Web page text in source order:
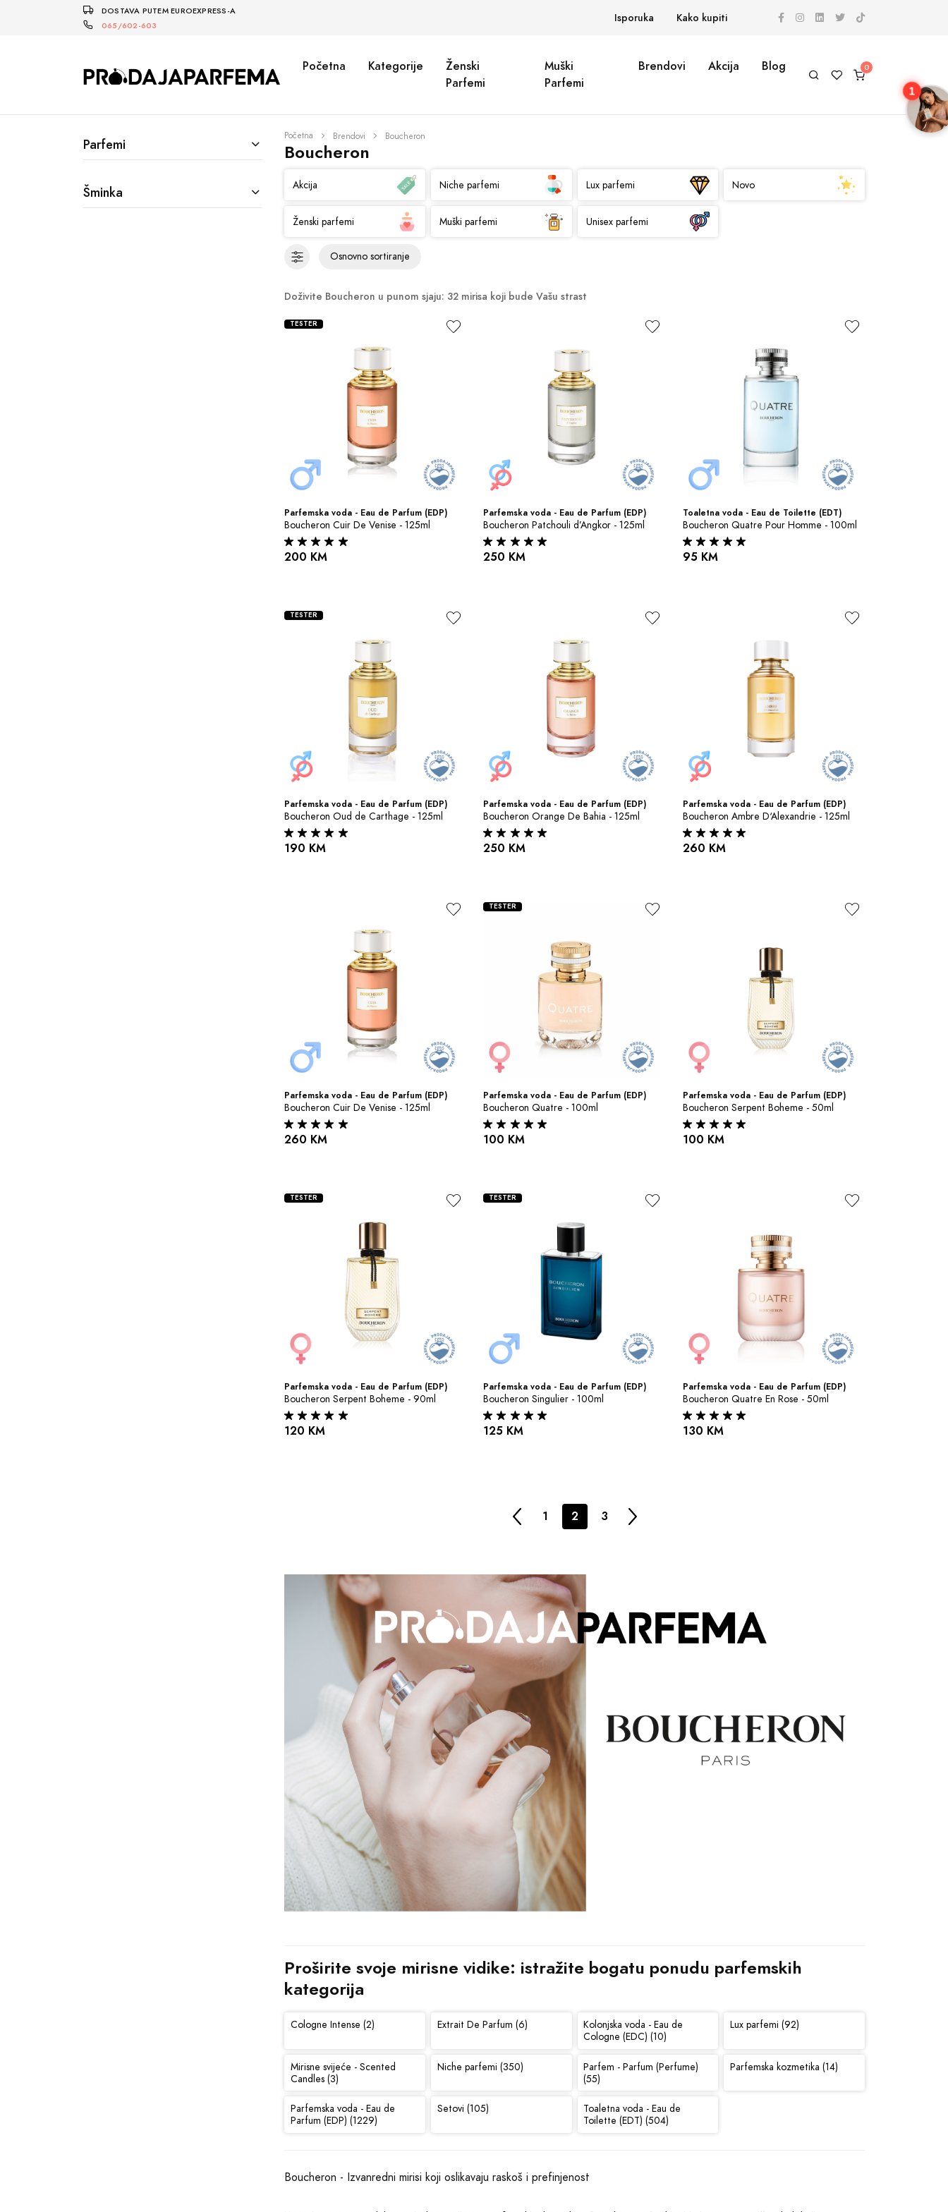
DOSTAVA PUTEM EUROEXPRESS-A
065/602-603
Isporuka Kako kupiti
Početna Kategorije
Ženski
Parfemi
Muški
Parfemi
Brendovi Akcija Blog
Parfemi
Šminka
Početna Brendovi Boucheron
Boucheron
Akcija Niche parfemi Lux parfemi Novo
Ženski parfemi Muški parfemi Unisex parfemi
Doživite Boucheron u punom sjaju: 32 mirisa koji bude Vašu strast
Parfemska voda - Eau de Parfum (EDP)
Boucheron Cuir De Venise - 125ml
200 KM
TESTER
Parfemska voda - Eau de Parfum (EDP)
Boucheron Patchouli d’Angkor - 125ml
250 KM
Toaletna voda - Eau de Toilette (EDT)
Boucheron Quatre Pour Homme - 100ml
95 KM
Parfemska voda - Eau de Parfum (EDP)
Boucheron Oud de Carthage - 125ml
190 KM
TESTER
Parfemska voda - Eau de Parfum (EDP)
Boucheron Orange De Bahia - 125ml
250 KM
Parfemska voda - Eau de Parfum (EDP)
Boucheron Ambre D‘Alexandrie - 125ml
260 KM
Parfemska voda - Eau de Parfum (EDP)
Boucheron Cuir De Venise - 125ml
260 KM
Parfemska voda - Eau de Parfum (EDP)
Boucheron Quatre - 100ml
100 KM
TESTER
Parfemska voda - Eau de Parfum (EDP)
Boucheron Serpent Boheme - 50ml
100 KM
Parfemska voda - Eau de Parfum (EDP)
Boucheron Serpent Boheme - 90ml
120 KM
TESTER
Parfemska voda - Eau de Parfum (EDP)
Boucheron Singulier - 100ml
125 KM
TESTER
Parfemska voda - Eau de Parfum (EDP)
Boucheron Quatre En Rose - 50ml
130 KM
1 2 3
Proširite svoje mirisne vidike: istražite bogatu ponudu parfemskih
kategorija
Cologne Intense (2) Extrait De Parfum (6)
Kolonjska voda - Eau de
Cologne (EDC) (10)
Lux parfemi (92)
Mirisne svijeće - Scented
Candles (3)
Niche parfemi (350)
Parfem - Parfum (Perfume)
(55)
Parfemska kozmetika (14)
Parfemska voda - Eau de
Parfum (EDP) (1229)
Setovi (105)
Toaletna voda - Eau de
Toilette (EDT) (504)
Boucheron - Izvanredni mirisi koji oslikavaju raskoš i prefinjenost
1